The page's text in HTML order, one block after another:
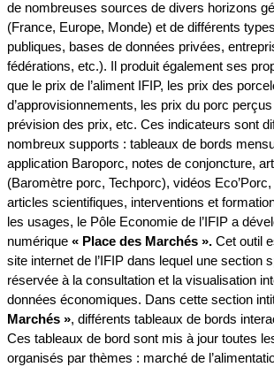
de nombreuses sources de divers horizons
(France, Europe, Monde) et de différents
publiques, bases de données privées,
fédérations, etc.). Il produit également ses
que le prix de l’aliment IFIP, les prix des
d’approvisionnements, les prix du porc
prévision des prix, etc. Ces indicateurs sont
nombreux supports : tableaux de bords
application Baroporc, notes de conjoncture,
(Baromètre porc, Techporc), vidéos Eco’Porc,
articles scientifiques, interventions et
les usages, le Pôle Economie de l’IFIP a
numérique « Place des Marchés ». Cet outil
site internet de l’IFIP dans lequel une section
réservée à la consultation et la visualisation
données économiques. Dans cette section
Marchés », différents tableaux de bords
Ces tableaux de bord sont mis à jour toutes
organisés par thèmes : marché de